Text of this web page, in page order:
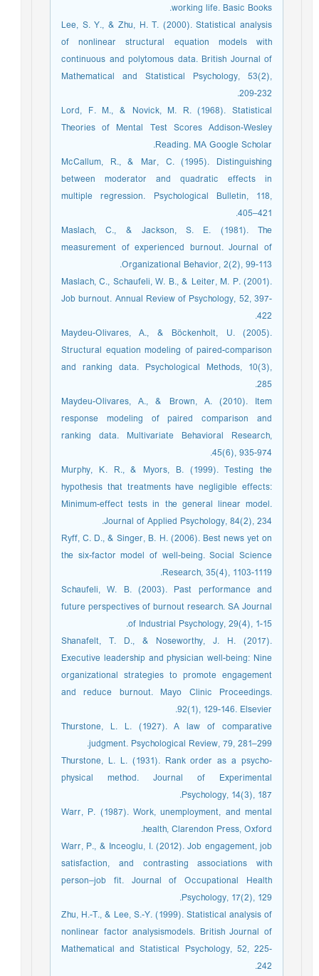
working life. Basic Books.
Lee, S. Y., & Zhu, H. T. (2000). Statistical analysis
of nonlinear structural equation models with
continuous and polytomous data. British Journal of
Mathematical and Statistical Psychology, 53(2),
209-232.
Lord, F. M., & Novick, M. R. (1968). Statistical
Theories of Mental Test Scores Addison-Wesley
Reading. MA Google Scholar.
McCallum, R., & Mar, C. (1995). Distinguishing
between moderator and quadratic effects in
multiple regression. Psychological Bulletin, 118,
405–421.
Maslach, C., & Jackson, S. E. (1981). The
measurement of experienced burnout. Journal of
Organizational Behavior, 2(2), 99-113.
Maslach, C., Schaufeli, W. B., & Leiter, M. P. (2001).
Job burnout. Annual Review of Psychology, 52, 397-
422.
Maydeu-Olivares, A., & Böckenholt, U. (2005).
Structural equation modeling of paired-comparison
and ranking data. Psychological Methods, 10(3),
285.
Maydeu-Olivares, A., & Brown, A. (2010). Item
response modeling of paired comparison and
ranking data. Multivariate Behavioral Research,
45(6), 935-974.
Murphy, K. R., & Myors, B. (1999). Testing the
hypothesis that treatments have negligible effects:
Minimum-effect tests in the general linear model.
Journal of Applied Psychology, 84(2), 234.
Ryff, C. D., & Singer, B. H. (2006). Best news yet on
the six-factor model of well-being. Social Science
Research, 35(4), 1103-1119.
Schaufeli, W. B. (2003). Past performance and
future perspectives of burnout research. SA Journal
of Industrial Psychology, 29(4), 1-15.
Shanafelt, T. D., & Noseworthy, J. H. (2017).
Executive leadership and physician well-being: Nine
organizational strategies to promote engagement
and reduce burnout. Mayo Clinic Proceedings.
92(1), 129-146. Elsevier.
Thurstone, L. L. (1927). A law of comparative
judgment. Psychological Review, 79, 281–299.
Thurstone, L. L. (1931). Rank order as a psycho-
physical method. Journal of Experimental
Psychology, 14(3), 187.
Warr, P. (1987). Work, unemployment, and mental
health, Clarendon Press, Oxford.
Warr, P., & Inceoglu, I. (2012). Job engagement, job
satisfaction, and contrasting associations with
person–job fit. Journal of Occupational Health
Psychology, 17(2), 129.
Zhu, H.-T., & Lee, S.-Y. (1999). Statistical analysis of
nonlinear factor analysismodels. British Journal of
Mathematical and Statistical Psychology, 52, 225-
242.